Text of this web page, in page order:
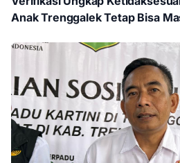
Anak Trenggalek Tetap Bisa